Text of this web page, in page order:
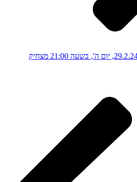
מצחיק בסטודיו 29.2.24, יום ה', בשעה 21:00 מצחיק